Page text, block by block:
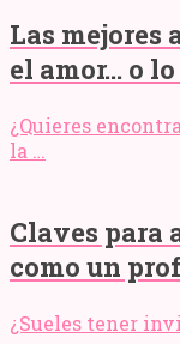
Las mejores
el amor… o
¿Quieres
la …
Claves para
como un
¿Sueles tener